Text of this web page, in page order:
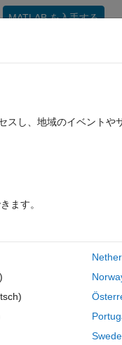
MATLAB を入手する
map, Ans
subject.
し、地域のイベント
ます。